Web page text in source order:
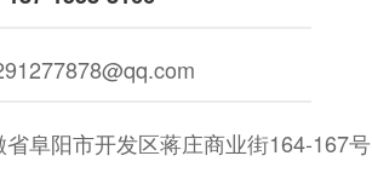
阜阳市开发区蒋庄商业街164-167号